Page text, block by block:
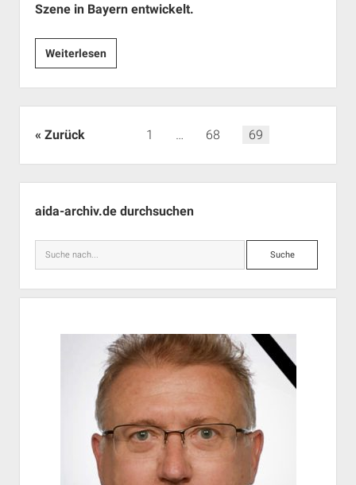
Szene in Bayern entwickelt.
WeiterlesenNeonazis
in
der
Region
Seitennummerierung
Zurück 1 68 69
aida-archiv.de durchsuchen
Suche